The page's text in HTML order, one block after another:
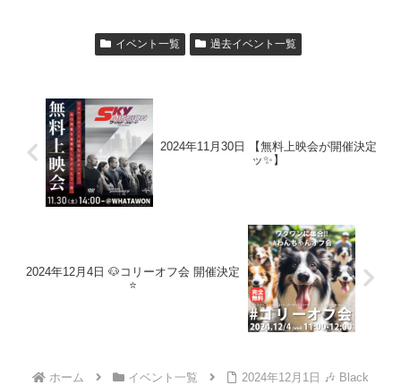
イベント一覧 過去イベント一覧
2024年11月30日 【無料上映会が開催決定
ッ✨】
2024年12月4日 🐶コリーオフ会 開催決定
⭐️
ホーム イベント一覧
2024年12月1日 🎶 Black